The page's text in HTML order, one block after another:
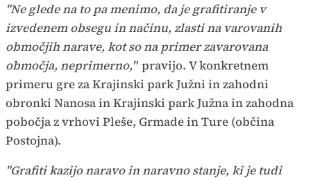
"Ne glede na to pa menimo, da je grafitiranje v
izvedenem obsegu in načinu, zlasti na varovanih
območjih narave, kot so na primer zavarovana
območja, neprimerno," pravijo. V konkretnem
primeru gre za Krajinski park Južni in zahodni
obronki Nanosa in Krajinski park Južna in zahodna
pobočja z vrhovi Pleše, Grmade in Ture (občina
Postojna).
"Grafiti kazijo naravo in naravno stanje, ki je tudi